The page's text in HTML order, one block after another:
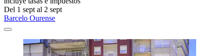
Del 1 sept al 2 sept
Barcelo Ourense